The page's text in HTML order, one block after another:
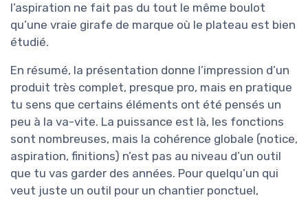
l’aspiration ne fait pas du tout le même boulot
qu’une vraie girafe de marque où le plateau est bien
étudié.
En résumé, la présentation donne l’impression d’un
produit très complet, presque pro, mais en pratique
tu sens que certains éléments ont été pensés un
peu à la va-vite. La puissance est là, les fonctions
sont nombreuses, mais la cohérence globale (notice,
aspiration, finitions) n’est pas au niveau d’un outil
que tu vas garder des années. Pour quelqu’un qui
veut juste un outil pour un chantier ponctuel,